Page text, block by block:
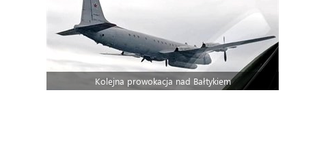
Kolejna prowokacja nad Bałtykiem